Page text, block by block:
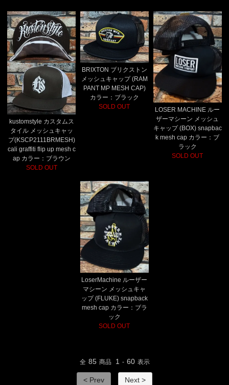
kustomstyle カスタムス
タイル メッシュキャッ
プ(KSCP2111BRMESH)
cali graffiti flip up mesh c
ap カラー：ブラウン
SOLD OUT
BRIXTON ブリクストン
メッシュキャップ (RAM
PANT MP MESH CAP)
カラー：ブラック
SOLD OUT
LOSER MACHINE ルー
ザーマシーン メッシュ
キャップ (BOX) snapbac
k mesh cap カラー：ブ
ラック
SOLD OUT
LoserMachine ルーザー
マシーン メッシュキャ
ップ (FLUKE) snapback
mesh cap カラー：ブラ
ック
SOLD OUT
全 85 商品 1 - 60 表示
< Prev Next >